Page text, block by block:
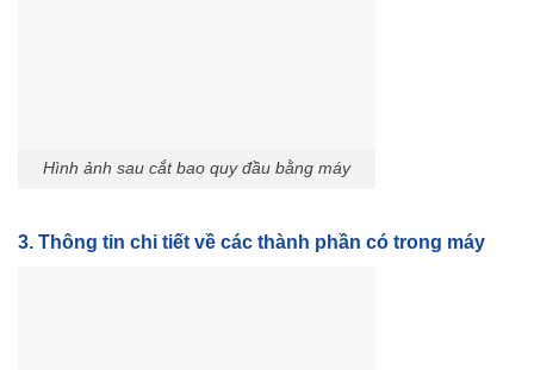
Hình ảnh sau cắt bao quy đầu bằng máy
3. Thông tin chi tiết về các thành phần có trong máy